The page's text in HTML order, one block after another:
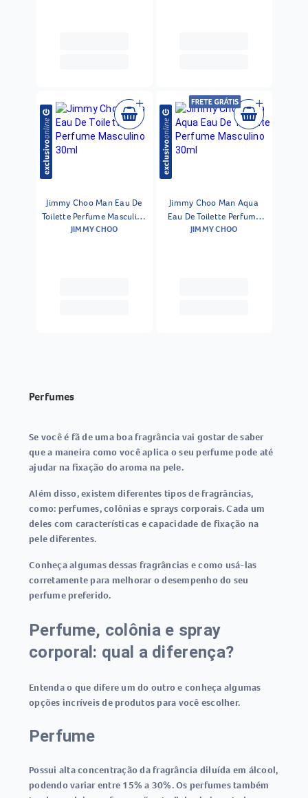
Jimmy Choo Man Eau De
Toilette Perfume Masculino
30ml
JIMMY CHOO
Jimmy Choo Man Aqua
Eau De Toilette Perfume
Masculino 30ml
JIMMY CHOO
Perfumes
Se você é fã de uma boa fragrância vai gostar de saber
que a maneira como você aplica o seu perfume pode até
ajudar na fixação do aroma na pele.
Além disso, existem diferentes tipos de fragrâncias,
como: perfumes, colônias e sprays corporais. Cada um
deles com características e capacidade de fixação na
pele diferentes.
Conheça algumas dessas fragrâncias e como usá-las
corretamente para melhorar o desempenho do seu
perfume preferido.
Perfume, colônia e spray
corporal: qual a diferença?
Entenda o que difere um do outro e conheça algumas
opções incríveis de produtos para você escolher.
Perfume
Possui alta concentração da fragrância diluída em álcool,
podendo variar entre 15% a 30%. Os perfumes também